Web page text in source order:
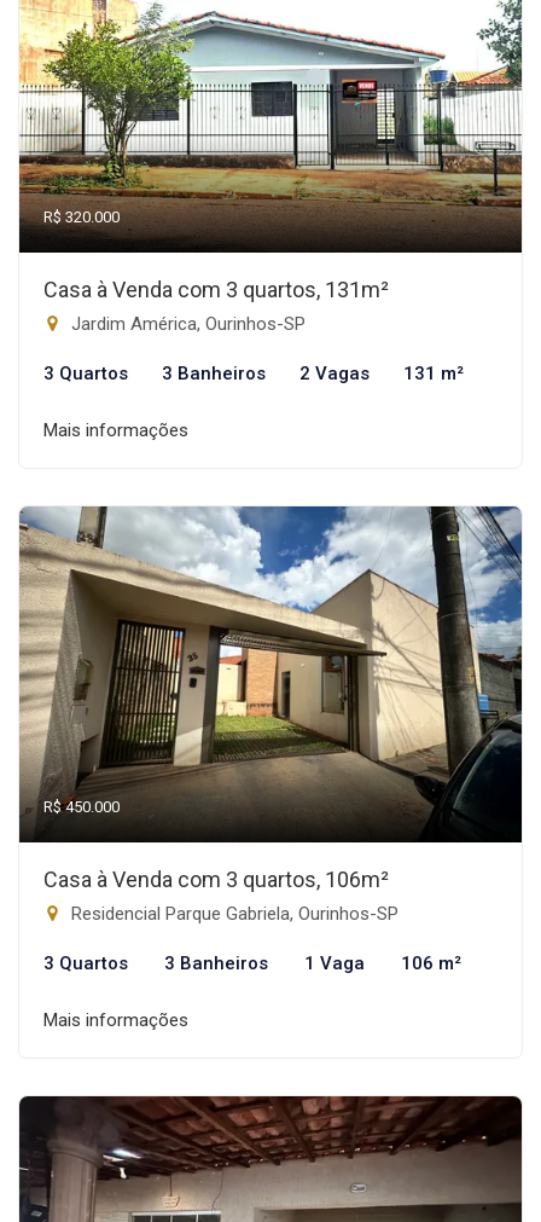
R$ 320.000
Casa à Venda com 3 quartos, 131m²
Jardim América, Ourinhos-SP
3 Quartos 3 Banheiros 2 Vagas 131 m²
Mais informações
R$ 450.000
Casa à Venda com 3 quartos, 106m²
Residencial Parque Gabriela, Ourinhos-SP
3 Quartos 3 Banheiros 1 Vaga 106 m²
Mais informações